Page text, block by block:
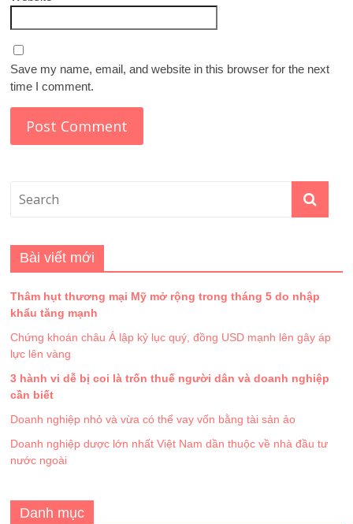
Save my name, email, and website in this browser for the next
time I comment.
Bài viết mới
Thâm hụt thương mại Mỹ mở rộng trong tháng 5 do nhập
khẩu tăng mạnh
Chứng khoán châu Á lập kỷ lục quý, đồng USD mạnh lên gây áp
lực lên vàng
3 hành vi dễ bị coi là trốn thuế người dân và doanh nghiệp
cần biết
Doanh nghiệp nhỏ và vừa có thể vay vốn bằng tài sản ảo
Doanh nghiệp dược lớn nhất Việt Nam dần thuộc về nhà đầu tư
nước ngoài
Danh mục